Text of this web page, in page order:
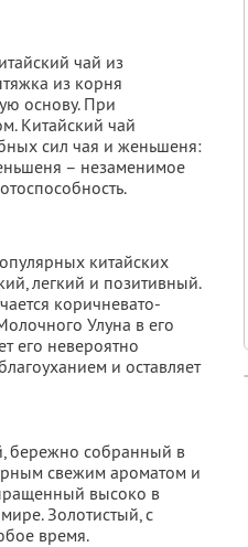
чай из
из корня
основу. При
Китайский чай
сил чая и женьшеня:
– незаменимое
китайских
легкий и позитивный.
коричневато-
Улуна в его
его невероятно
и оставляет
бережно собранный в
свежим ароматом и
высоко в
Золотистый, с
время.